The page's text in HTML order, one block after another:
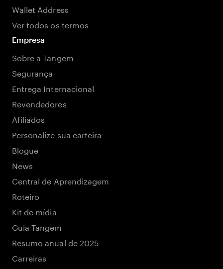
Wallet Address
Ver todos os termos
Empresa
Sobre a Tangem
Segurança
Entrega Internacional
Revendedores
Afiliados
Personalize sua carteira
Blogue
News
Central de Aprendizagem
Roteiro
Kit de mídia
Guia Tangem
Resumo anual de 2025
Carreiras